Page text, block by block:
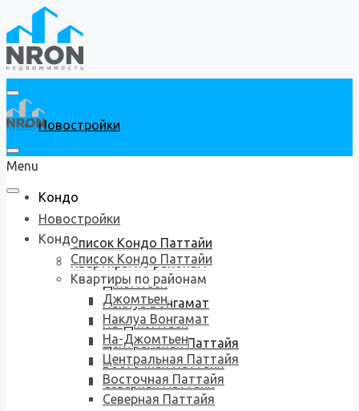
Новостройки
Кондо
Список Кондо Паттайи
Квартиры по районам
Джомтьен
Наклуа Вонгамат
На-Джомтьен
Центральная Паттайя
Восточная Паттайя
Северная Паттайя
Menu
Новостройки
Кондо
Список Кондо Паттайи
Квартиры по районам
Джомтьен
Наклуа Вонгамат
На-Джомтьен
Центральная Паттайя
Восточная Паттайя
Северная Паттайя